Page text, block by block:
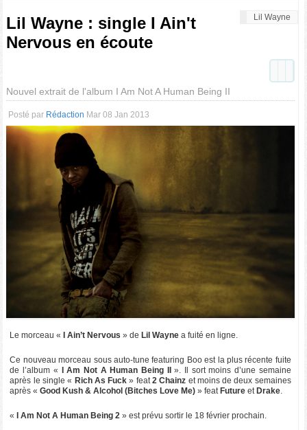
Lil Wayne
Lil Wayne : single I Ain't
Nervous en écoute
Nouvel extrait de l'album I Am Not A Human Being II
Posté par Rédaction Mar 08 Jan 2013
Le morceau « I Ain’t Nervous» de Lil Wayne a fuité en ligne.
Ce nouveau morceau sous auto-tune featuring Boo est la plus récente fuite
de l’album « I Am Not A Human Being II». Il sort moins d’une semaine
après le single « Rich As Fuck» feat2 Chainz et moins de deux semaines
après « Good Kush & Alcohol (Bitches Love Me) » feat Future et Drake.
« I Am Not A Human Being 2» est prévu sortir le 18 février prochain.